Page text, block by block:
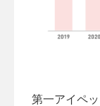
第一アイペ